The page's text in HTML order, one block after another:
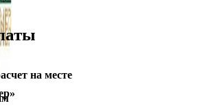
на месте